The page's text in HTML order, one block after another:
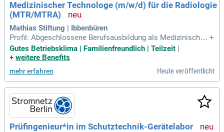
Medizinischer Technologe (m/w/d) für die Radiologie
(MTR/MTRA)
Mathias Stiftung | Ibbenbüren
Profil: Abgeschlossene Berufsausbildung als Medizinischer
Technologe (m/w/d) für die Radiologie MTR, Medizinisch-te
chnischer Röntgenassistent (m/w/d) MTRA, Röntgentechnis
ufsanfänger und Wiedereinsteiger
+
Gutes Betriebsklima | Familienfreundlich | Teilzeit |
+ weitere Benefits
mehr erfahren Heute veröffentlicht
Prüfingenieur*in im Schutztechnik-Gerätelabor